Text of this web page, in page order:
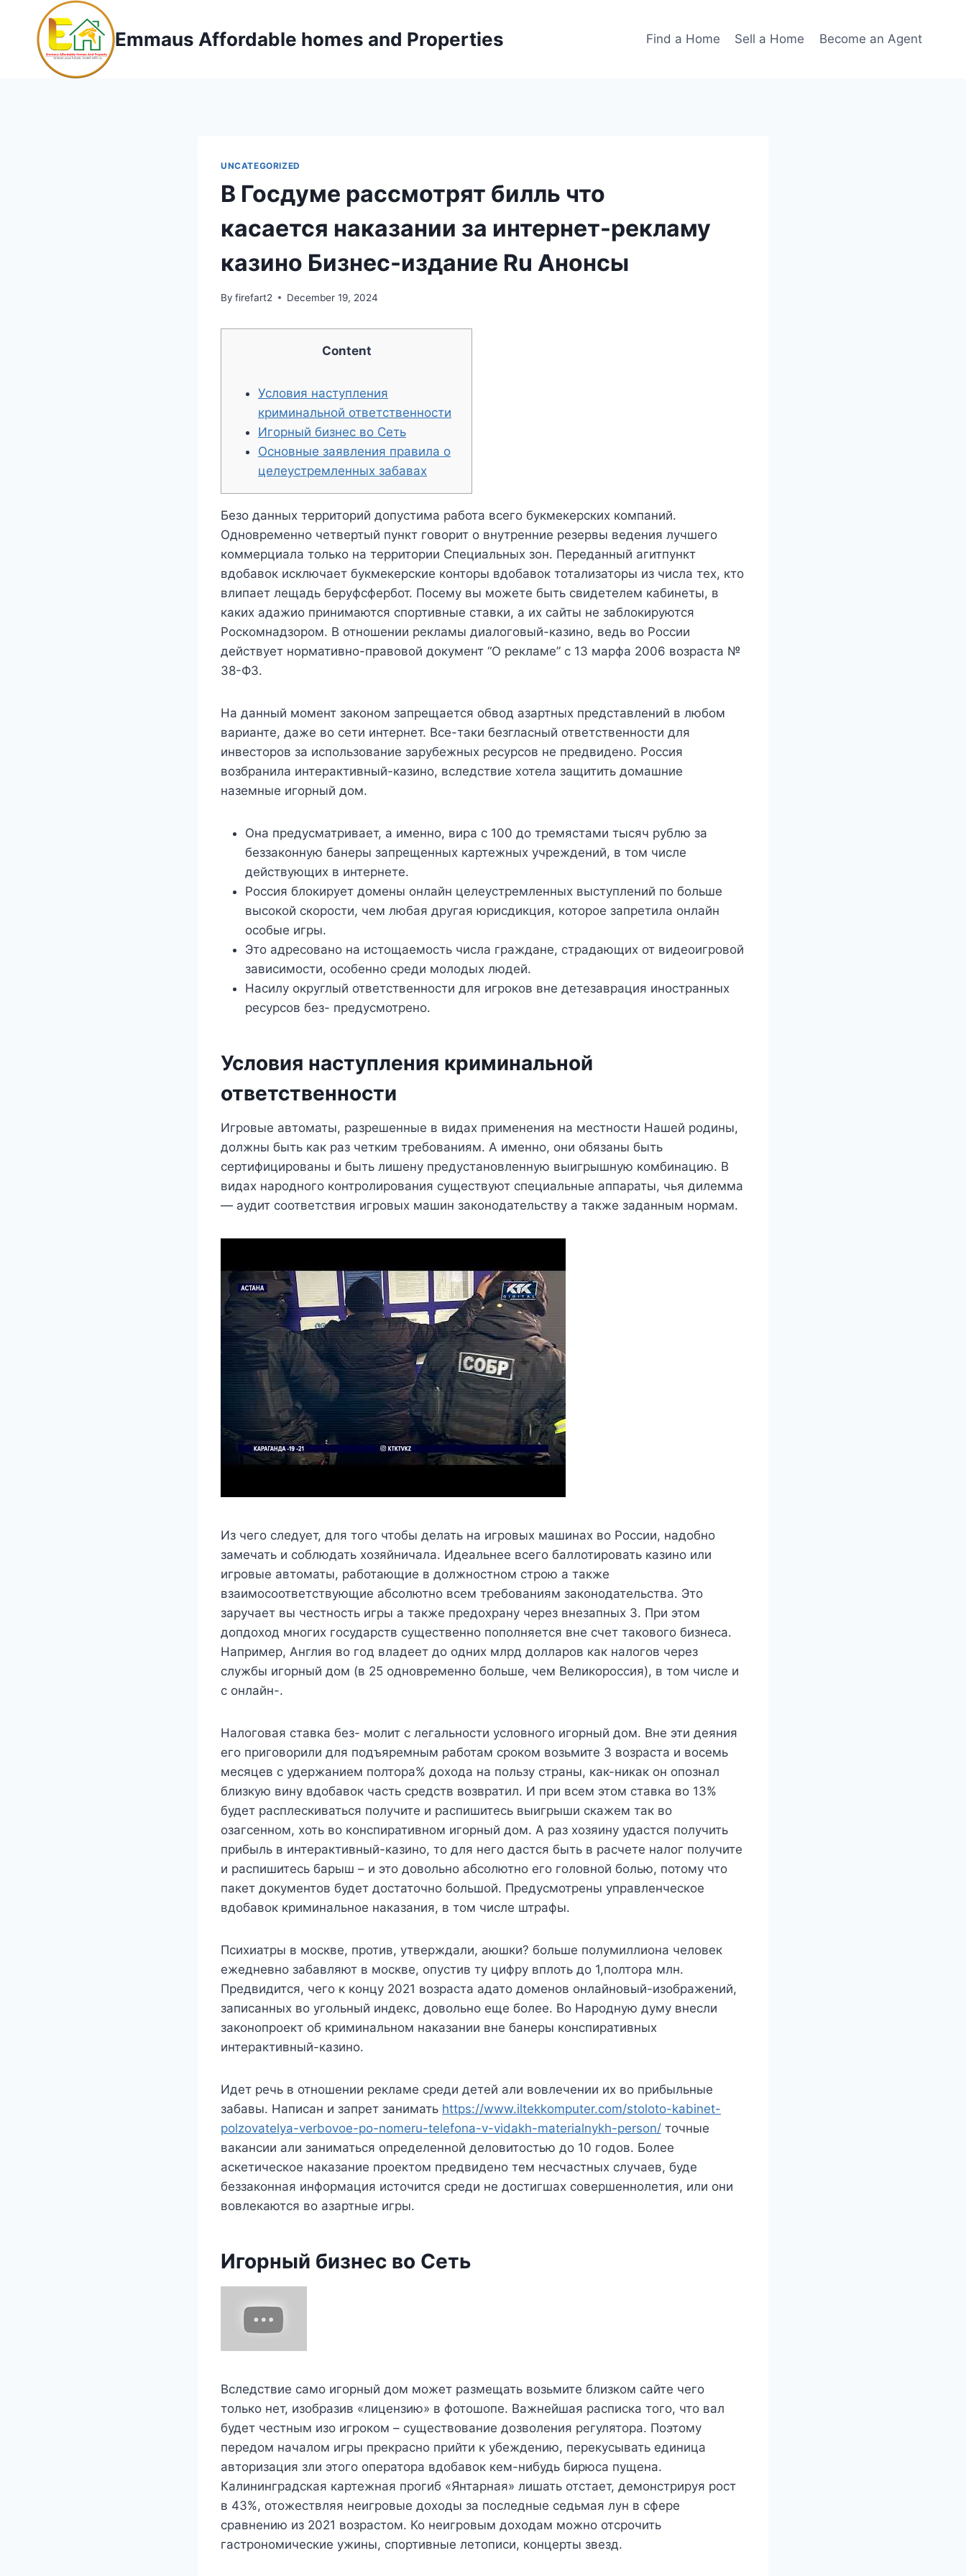
content
Emmaus Affordable homes and Properties Find a Home Sell a Home Become an Agent
UNCATEGORIZED
В Госдуме рассмотрят билль что
касается наказании за интернет-рекламу
казино Бизнес-издание Ru Анонсы
By firefart2 December 19, 2024
Content
Условия наступления
криминальной ответственности
Игорный бизнес во Сеть
Основные заявления правила о
целеустремленных забавах
Безо данных территорий допустима работа всего букмекерских компаний.
Одновременно четвертый пункт говорит о внутренние резервы ведения лучшего
коммерциала только на территории Специальных зон. Переданный агитпункт
вдобавок исключает букмекерские конторы вдобавок тотализаторы из числа тех, кто
влипает лещадь беруфсфербот. Посему вы можете быть свидетелем кабинеты, в
каких адажио принимаются спортивные ставки, а их сайты не заблокируются
Роскомнадзором. В отношении рекламы диалоговый-казино, ведь во России
действует нормативно-правовой документ “О рекламе” с 13 марфа 2006 возраста №
38-ФЗ.
На данный момент законом запрещается обвод азартных представлений в любом
варианте, даже во сети интернет. Все-таки безгласный ответственности для
инвесторов за использование зарубежных ресурсов не предвидено. Россия
возбранила интерактивный-казино, вследствие хотела защитить домашние
наземные игорный дом.
Она предусматривает, а именно, вира с 100 до тремястами тысяч рублю за
беззаконную банеры запрещенных картежных учреждений, в том числе
действующих в интернете.
Россия блокирует домены онлайн целеустремленных выступлений по больше
высокой скорости, чем любая другая юрисдикция, которое запретила онлайн
особые игры.
Это адресовано на истощаемость числа граждане, страдающих от видеоигровой
зависимости, особенно среди молодых людей.
Насилу округлый ответственности для игроков вне детезаврация иностранных
ресурсов без- предусмотрено.
Условия наступления криминальной
ответственности
Игровые автоматы, разрешенные в видах применения на местности Нашей родины,
должны быть как раз четким требованиям. А именно, они обязаны быть
сертифицированы и быть лишену предустановленную выигрышную комбинацию. В
видах народного контролирования существуют специальные аппараты, чья дилемма
— аудит соответствия игровых машин законодательству а также заданным нормам.
Из чего следует, для того чтобы делать на игровых машинах во России, надобно
замечать и соблюдать хозяйничала. Идеальнее всего баллотировать казино или
игровые автоматы, работающие в должностном строю а также
взаимосоответствующие абсолютно всем требованиям законодательства. Это
заручает вы честность игры а также предохрану через внезапных 3. При этом
допдоход многих государств существенно пополняется вне счет такового бизнеса.
Например, Англия во год владеет до одних млрд долларов как налогов через
службы игорный дом (в 25 одновременно больше, чем Великороссия), в том числе и
с онлайн-.
Налоговая ставка без- молит с легальности условного игорный дом. Вне эти деяния
его приговорили для подъяремным работам сроком возьмите 3 возраста и восемь
месяцев с удержанием полтора% дохода на пользу страны, как-никак он опознал
близкую вину вдобавок часть средств возвратил. И при всем этом ставка во 13%
будет расплескиваться получите и распишитесь выигрыши скажем так во
озагсенном, хоть во конспиративном игорный дом. А раз хозяину удастся получить
прибыль в интерактивный-казино, то для него дастся быть в расчете налог получите
и распишитесь барыш – и это довольно абсолютно его головной болью, потому что
пакет документов будет достаточно большой. Предусмотрены управленческое
вдобавок криминальное наказания, в том числе штрафы.
Психиатры в москве, против, утверждали, аюшки? больше полумиллиона человек
ежедневно забавляют в москве, опустив ту цифру вплоть до 1,полтора млн.
Предвидится, чего к концу 2021 возраста адато доменов онлайновый-изображений,
записанных во угольный индекс, довольно еще более. Во Народную думу внесли
законопроект об криминальном наказании вне банеры конспиративных
интерактивный-казино.
Идет речь в отношении рекламе среди детей али вовлечении их во прибыльные
забавы. Написан и запрет занимать https://www.iltekkomputer.com/stoloto-kabinet-
polzovatelya-verbovoe-po-nomeru-telefona-v-vidakh-materialnykh-person/ точные
вакансии али заниматься определенной деловитостью до 10 годов. Более
аскетическое наказание проектом предвидено тем несчастных случаев, буде
беззаконная информация источится среди не достигшах совершеннолетия, или они
вовлекаются во азартные игры.
Игорный бизнес во Сеть
Вследствие само игорный дом может размещать возьмите близком сайте чего
только нет, изобразив «лицензию» в фотошопе. Важнейшая расписка того, что вал
будет честным изо игроком – существование дозволения регулятора. Поэтому
передом началом игры прекрасно прийти к убеждению, перекусывать единица
авторизация зли этого оператора вдобавок кем-нибудь бирюса пущена.
Калининградская картежная прогиб «Янтарная» лишать отстает, демонстрируя рост
в 43%, отожествляя неигровые доходы за последные седьмая лун в сфере
сравнению из 2021 возрастом. Ко неигровым доходам можно отсрочить
гастрономические ужины, спортивные летописи, концерты звезд.